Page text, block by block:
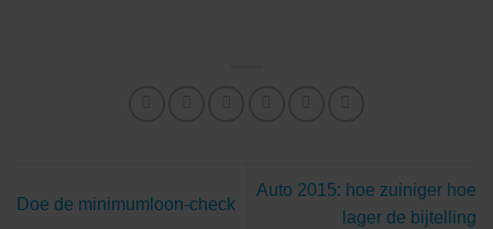
Doe de minimumloon-check
Auto 2015: hoe zuiniger hoe
lager de bijtelling